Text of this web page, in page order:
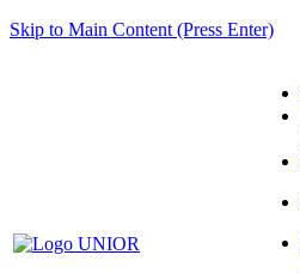
Skip to Main Content (Press Enter)